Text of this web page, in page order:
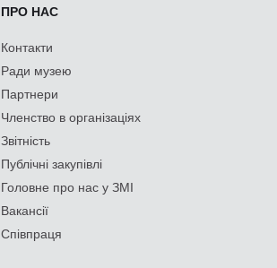
ПРО НАС
Контакти
Ради музею
Партнери
Членство в організаціях
Звітність
Публічні закупівлі
Головне про нас у ЗМІ
Вакансії
Співпраця